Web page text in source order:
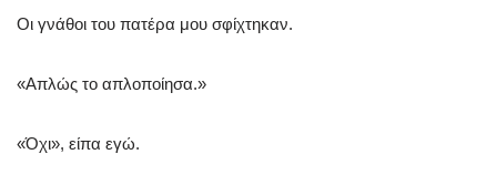
Οι γνάθοι του πατέρα μου σφίχτηκαν.
«Απλώς το απλοποίησα.»
«Όχι», είπα εγώ.